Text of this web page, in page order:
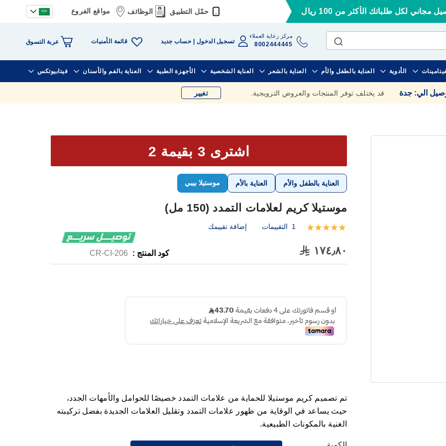
مجاني لكل طلباتك الأكثر من 100 ريال حمّل التطبيق الوظائف مواقع الفروع
مركز رعاية العملاء
8002444445 تسجيل الدخول حساب جديد قائمة الأمنيات عربة التسوق
الأدوية العناية بالطفل والأم العناية بالشعر العناية الشخصية الأجهزة الطبية العناية بالفم والأسنان فيتابيوتكس
الي: جدة قد يختلف توفر المنتجات والعروض الترويجية. تغيير
اشترى 3 بقيمة 2
العناية بالطفل والأم العناية بالأم موستيلا بيبي
موستيلا كريم لعلامات التمدد (150 مل)
تقييم:
1 التقييمات إضافة تقييمك
١٧٤٫٨٠ كود المنتج : CR-CI-206
تم تصميم كريم موستيلا للحماية من علامات التمدد خصيصًا للحوامل والأمهات الجدد،
حيث يساعد في الوقاية من ظهور علامات التمدد وتقليل العلامات الجديدة بفضل تركيبته
الغنية بالمكونات الطبيعية.